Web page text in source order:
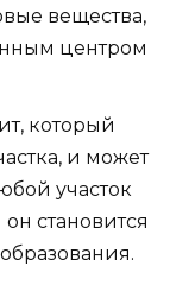
вещества,
центром
который
и может
участок
становится